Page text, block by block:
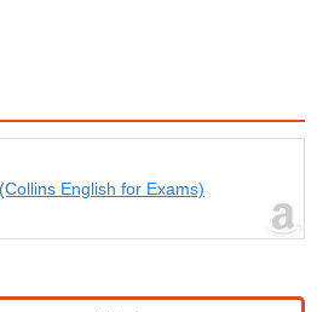
English for Exams)